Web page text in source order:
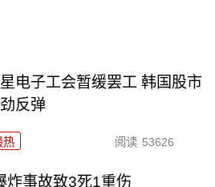
电子工会暂缓罢工 韩国股市
反弹
热 阅读 53626
炸事故致3死1重伤